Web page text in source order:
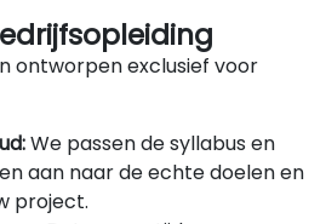
ontworpen exclusief voor
We passen de syllabus en
aan naar de echte doelen en
project.